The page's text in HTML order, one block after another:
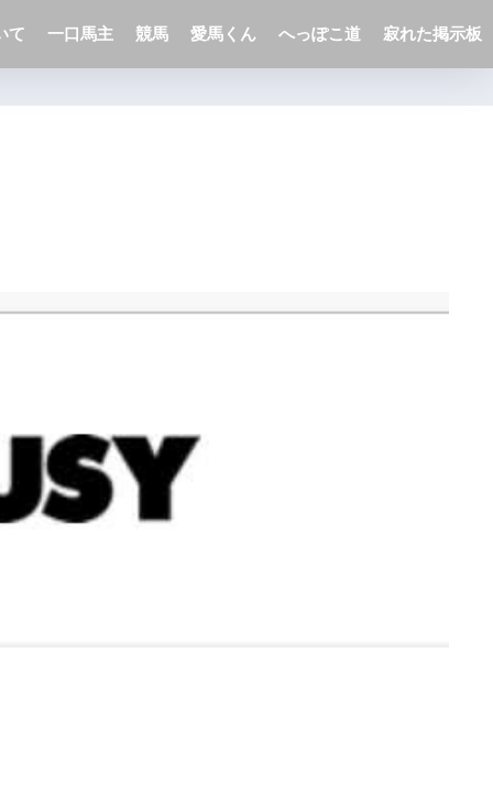
て 一口馬主 競馬 愛馬くん へっぽこ道 寂れた掲示板